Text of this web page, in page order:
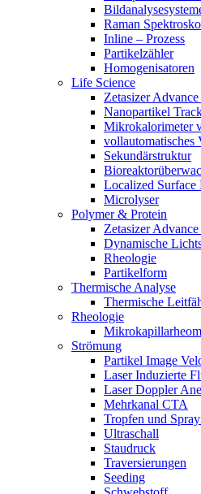
Raman
Inline – Prozess
Partikelzähler
Homogenisatoren
Life Science
Zetasizer Advance
Nanopartikel
Mikrokalorimeter
vollautomatisches
Sekundärstruktur
Localized Surface
Microlyser
Polymer & Protein
Zetasizer Advance
Dynamische
Rheologie
Partikelform
Thermische Analyse
Thermische
Rheologie
Strömung
Partikel Image
Laser Induzierte
Laser Doppler
Mehrkanal CTA
Tropfen und
Ultraschall
Staudruck
Traversierungen
Seeding